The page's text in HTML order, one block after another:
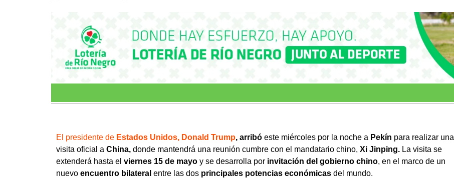
El presidente de Estados Unidos, Donald Trump, arribó este miércoles por la noche a Pekín para realizar una
visita oficial a China, donde mantendrá una reunión cumbre con el mandatario chino, Xi Jinping. La visita se
extenderá hasta el viernes 15 de mayo y se desarrolla por invitación del gobierno chino, en el marco de un
nuevo encuentro bilateral entre las dos principales potencias económicas del mundo.